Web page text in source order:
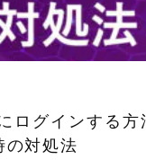
ログインする方
の対処法